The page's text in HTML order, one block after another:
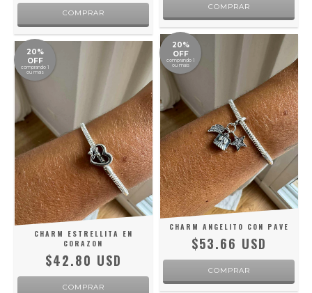
COMPRAR
20%
OFF
comprando 1
ou mais
CHARM ESTRELLITA EN
CORAZON
$42.80 USD
20%
OFF
comprando 1
ou mais
CHARM ANGELITO CON PAVE
$53.66 USD